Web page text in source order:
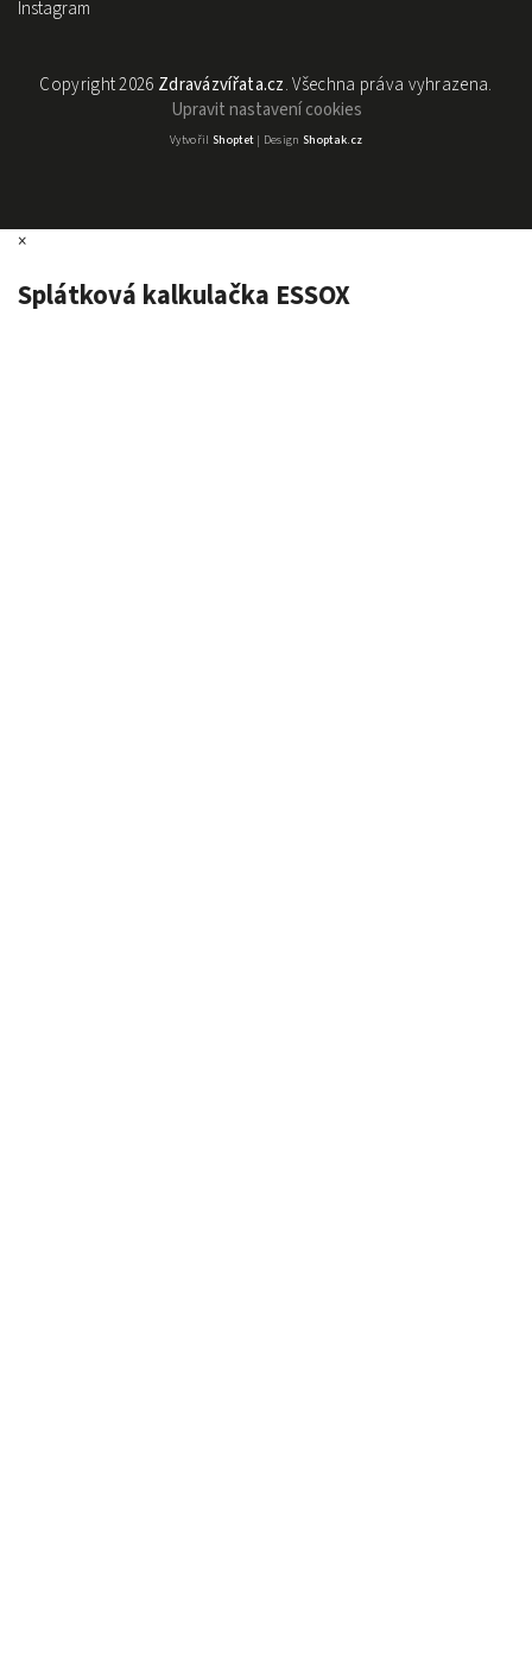
Instagram
Copyright 2026 Zdravázvířata.cz. Všechna práva vyhrazena.
Upravit nastavení cookies
Vytvořil Shoptet| Design Shoptak.cz
×
Splátková kalkulačka ESSOX